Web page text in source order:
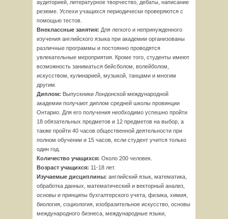
аудиторией, литературное творчество, дебаты, написание
резюме. Успехи учащихся периодически проверяются с
помощью тестов.
Внеклассные занятия: Для легкого и непринужденного
изучения английского языка при академии организованы
различные программы и постоянно проводятся
увлекательные мероприятия. Кроме того, студенты имеют
возможность заниматься бейсболом, волейболом,
искусством, кулинарией, музыкой, танцами и многим
другим.
Диплом: Выпускники Лондонской международной
академии получают диплом средней школы провинции
Онтарио. Для его получения необходимо успешно пройти
18 обязательных предметов и 12 предметов на выбор, а
также пройти 40 часов общественной деятельности при
полном обучении и 15 часов, если студент учится только
один год.
Количество учащихся: Около 200 человек.
Возраст учащихся: 11-18 лет.
Изучаемые дисциплины: английский язык, математика,
обработка данных, математический и векторный анализ,
основы и принципы бухгалтерского учета, физика, химия,
биология, социология, изобразительное искусство, основы
международного бизнеса, международные языки,